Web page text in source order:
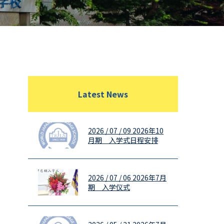
Latest News
2026 / 07 / 09 2026年10
月期 入学式日程安排
2026 / 07 / 06 2026年7月
期 入学仪式